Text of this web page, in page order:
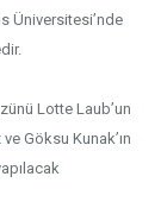
Üniversitesi’nde
Lotte Laub’un
Göksu Kunak’ın